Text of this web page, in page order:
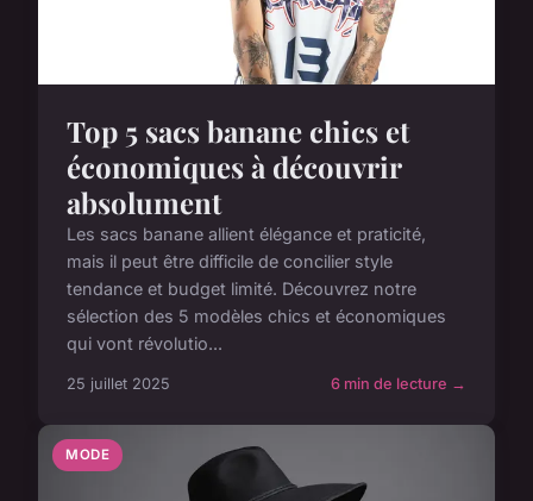
Top 5 sacs banane chics et
économiques à découvrir
absolument
Les sacs banane allient élégance et praticité,
mais il peut être difficile de concilier style
tendance et budget limité. Découvrez notre
sélection des 5 modèles chics et économiques
qui vont révolutio...
25 juillet 2025 6 min de lecture →
MODE